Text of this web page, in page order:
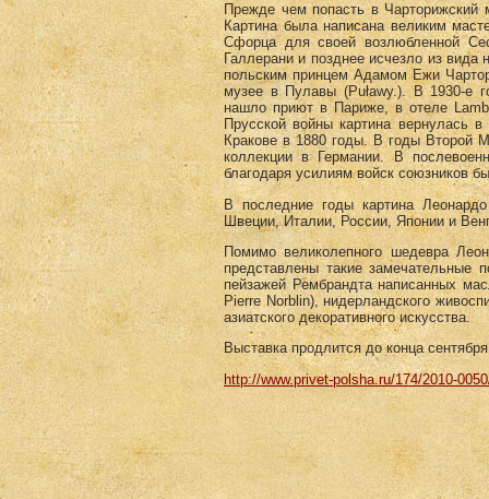
Прежде чем попасть в Чарторижский
Картина была написана великим
Сфорца для своей возлюбленной
Галлерани и позднее исчезло из
польским принцем Адамом Ежи
музее в Пулавы (Puławy.). В 1930-е
нашло приют в Париже, в отеле
Прусской войны картина вернулась
Кракове в 1880 годы. В годы Второй
коллекции в Германии. В
благодаря усилиям войск союзников
В последние годы картина
Швеции, Италии, России, Японии и
Помимо великолепного шедевра
представлены такие
пейзажей Рембрандта написанных
Pierre Norblin), нидерландского
азиатского декоративного искусства.
Выставка продлится до конца
http://www.privet-polsha.ru/174/2010-